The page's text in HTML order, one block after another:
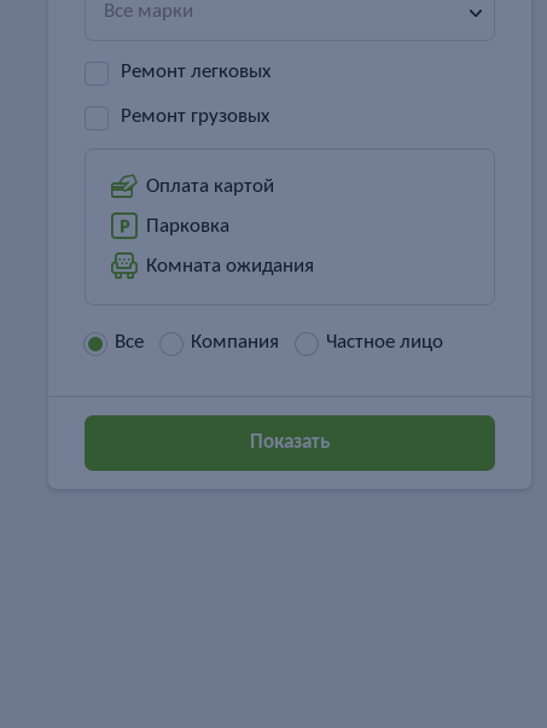
Все марки
Ремонт легковых
Ремонт грузовых
Оплата картой
Парковка
Комната ожидания
Все Компания Частное лицо
Показать